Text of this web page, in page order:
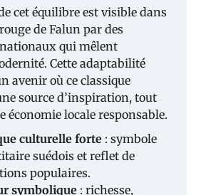
cet équilibre est visible dans
de Falun par des
qui mêlent
Cette adaptabilité
avenir où ce classique
source d’inspiration, tout
économie locale responsable.
culturelle forte : symbole
suédois et reflet de
populaires.
symbolique : richesse,